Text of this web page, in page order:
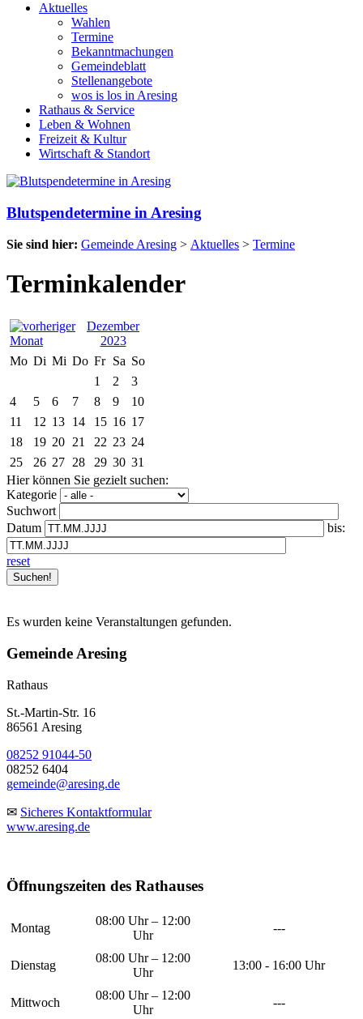
Aktuelles
Wahlen
Termine
Bekanntmachungen
Gemeindeblatt
Stellenangebote
wos is los in Aresing
Rathaus & Service
Leben & Wohnen
Freizeit & Kultur
Wirtschaft & Standort
Blutspendetermine in Aresing
Sie sind hier: Gemeinde Aresing > Aktuelles > Termine
Terminkalender
Dezember
2023
Mo Di Mi Do Fr Sa So
1
2
3
4
5 6 7 8 9
10
11
12 13 14 15 16 17
18
19 20 21 22 23 24
25
26 27 28 29 30 31
Hier können Sie gezielt suchen:
Kategorie
Suchwort
Datum
bis:
reset
Es wurden keine Veranstaltungen gefunden.
Gemeinde Aresing
Rathaus
St.-Martin-Str. 16
86561 Aresing
08252 91044-50
08252 6404
gemeinde@aresing.de
✉ Sicheres Kontaktformular
www.aresing.de
Öffnungszeiten des Rathauses
Montag
08:00 Uhr – 12:00
Uhr
---
Dienstag
08:00 Uhr – 12:00
Uhr
13:00 - 16:00 Uhr
Mittwoch
08:00 Uhr – 12:00
Uhr
---